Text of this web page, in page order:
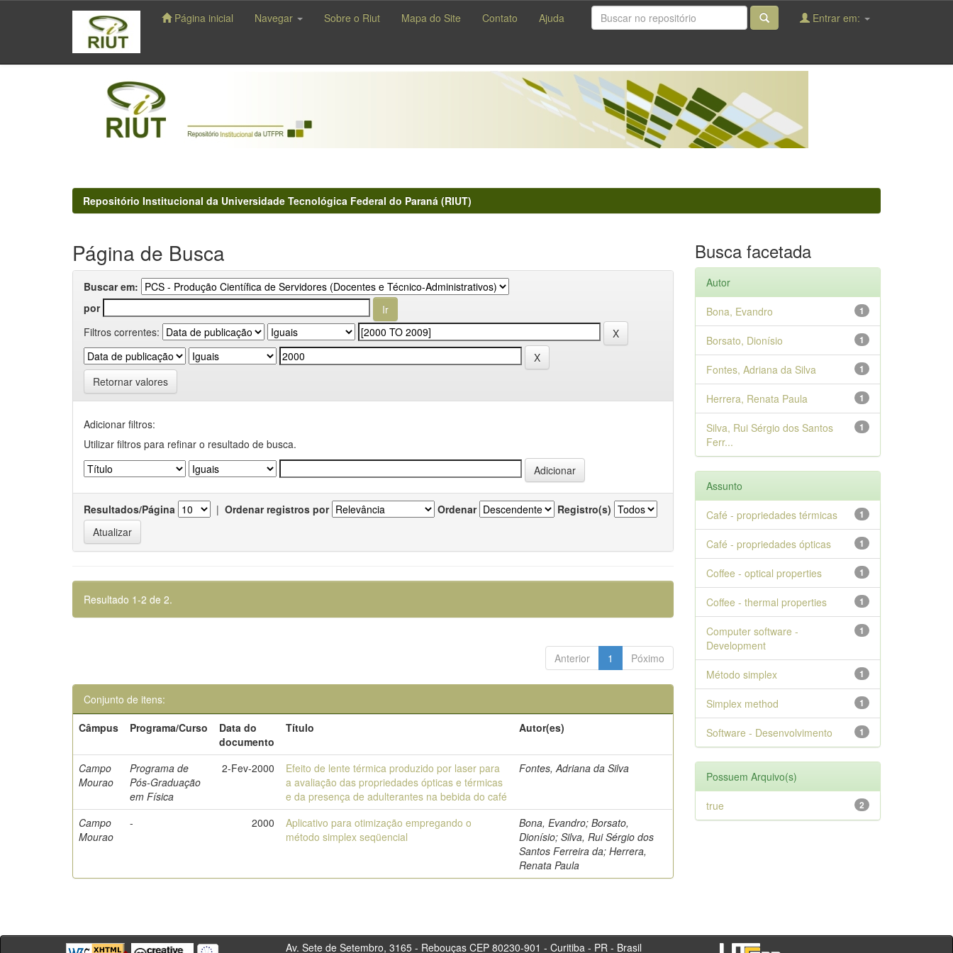
navigation
Página inicial Navegar Sobre o Riut Mapa do Site Contato Ajuda Entrar em:
Repositório Institucional da Universidade Tecnológica Federal do Paraná (RIUT)
Página de Busca
Buscar em:
por
Filtros correntes:
Retornar valores
Adicionar filtros:
Utilizar filtros para refinar o resultado de busca.
Resultados/Página | Ordenar registros por Ordenar Registro(s)
Resultado 1-2 de 2.
Anterior 1 Póximo
Conjunto de itens:
Câmpus
Programa/Curso
Data do
documento
Título Autor(es)
Campo
Mourao
Programa de
Pós-Graduação
em Física
2-Fev-2000
Efeito de lente térmica produzido por laser para
a avaliação das propriedades ópticas e térmicas
e da presença de adulterantes na bebida do café
Fontes, Adriana da Silva
Campo
Mourao
- 2000
Aplicativo para otimização empregando o
método simplex seqüencial
Bona, Evandro; Borsato,
Dionísio; Silva, Rui Sérgio dos
Santos Ferreira da; Herrera,
Renata Paula
Busca facetada
Autor
1
Bona, Evandro
1
Borsato, Dionísio
1
Fontes, Adriana da Silva
1
Herrera, Renata Paula
1
Silva, Rui Sérgio dos Santos
Ferr...
Assunto
1
Café - propriedades térmicas
1
Café - propriedades ópticas
1
Coffee - optical properties
1
Coffee - thermal properties
1
Computer software -
Development
1
Método simplex
1
Simplex method
1
Software - Desenvolvimento
Possuem Arquivo(s)
2
true
Av. Sete de Setembro, 3165 - Rebouças CEP 80230-901 - Curitiba - PR - Brasil